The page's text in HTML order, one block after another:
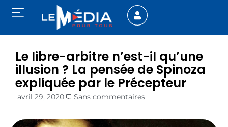
Le libre-arbitre n’est-il qu’une
illusion ? La pensée de Spinoza
expliquée par le Précepteur
avril 29, 2020 Sans commentaires